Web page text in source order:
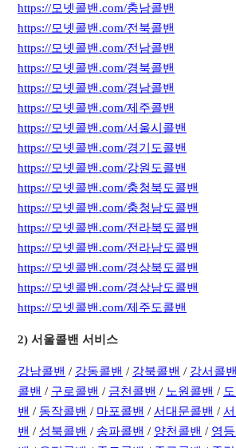
https://모넷콜밴.com/충남콜밴
https://모넷콜밴.com/전북콜밴
https://모넷콜밴.com/전남콜밴
https://모넷콜밴.com/경북콜밴
https://모넷콜밴.com/경남콜밴
https://모넷콜밴.com/제주콜밴
https://모넷콜밴.com/서울시콜밴
https://모넷콜밴.com/경기도콜밴
https://모넷콜밴.com/강원도콜밴
https://모넷콜밴.com/충청북도콜밴
https://모넷콜밴.com/충청남도콜밴
https://모넷콜밴.com/전라북도콜밴
https://모넷콜밴.com/전라남도콜밴
https://모넷콜밴.com/경상북도콜밴
https://모넷콜밴.com/경상남도콜밴
https://모넷콜밴.com/제주도콜밴
​2) 서울콜밴 서비스
강남콜밴 / 강동콜밴 / 강북콜밴 / 강서콜밴
콜밴 / 구로콜밴 / 금천콜밴 / 노원콜밴 /
밴 / 동작콜밴 / 마포콜밴 /서대문콜밴 /
밴 / 성북콜밴 / 송파콜밴 / 양천콜밴 / 영